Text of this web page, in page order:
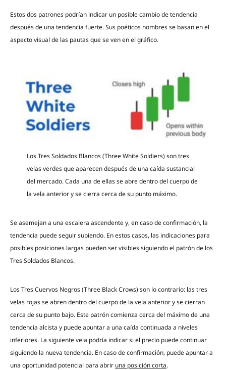
Estos dos patrones podrían indicar un posible cambio de tendencia
después de una tendencia fuerte. Sus poéticos nombres se basan en el
aspecto visual de las pautas que se ven en el gráfico.
Los Tres Soldados Blancos (Three White Soldiers) son tres
velas verdes que aparecen después de una caída sustancial
del mercado. Cada una de ellas se abre dentro del cuerpo de
la vela anterior y se cierra cerca de su punto máximo.
Se asemejan a una escalera ascendente y, en caso de confirmación, la
tendencia puede seguir subiendo. En estos casos, las indicaciones para
posibles posiciones largas pueden ser visibles siguiendo el patrón de los
Tres Soldados Blancos.
Los Tres Cuervos Negros (Three Black Crows) son lo contrario: las tres
velas rojas se abren dentro del cuerpo de la vela anterior y se cierran
cerca de su punto bajo. Este patrón comienza cerca del máximo de una
tendencia alcista y puede apuntar a una caída continuada a niveles
inferiores. La siguiente vela podría indicar si el precio puede continuar
siguiendo la nueva tendencia. En caso de confirmación, puede apuntar a
una oportunidad potencial para abrir una posición corta.